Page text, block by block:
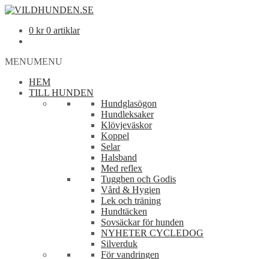
0 kr 0 artiklar
MENUMENU
HEM
TILL HUNDEN
Hundglasögon
Hundleksaker
Klövjeväskor
Koppel
Selar
Halsband
Med reflex
Tuggben och Godis
Vård & Hygien
Lek och träning
Hundtäcken
Sovsäckar för hunden
NYHETER CYCLEDOG
Silverduk
För vandringen